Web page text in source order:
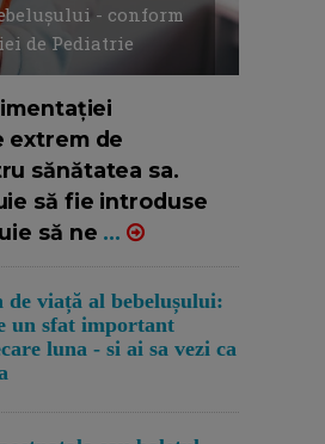
- conform
de Pediatrie
extrem de
sănătatea sa.
să fie introduse
să ne ...
de viață al bebelușului:
un sfat important
luna - si ai sa vezi ca